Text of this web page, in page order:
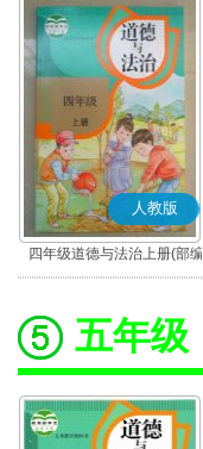
人教版
四年级道德与法治上册(部编
版)
五年级